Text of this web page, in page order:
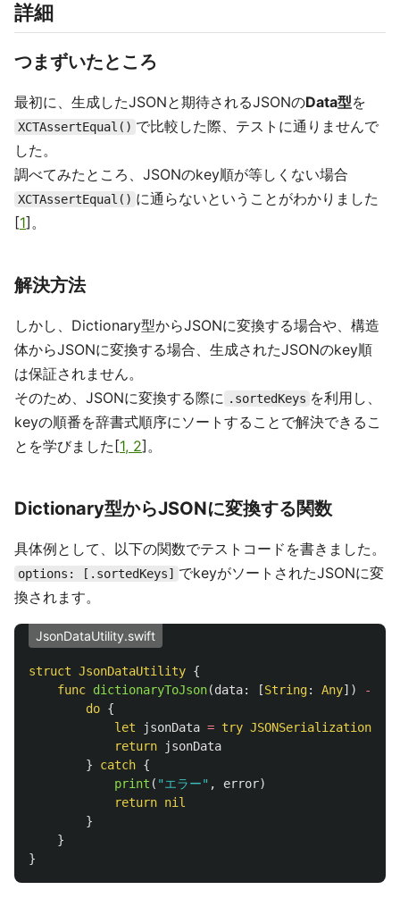
詳細
つまずいたところ
最初に、生成したJSONと期待されるJSONのData型を
XCTAssertEqual() で比較した際、テストに通りませんで
した。
調べてみたところ、JSONのkey順が等しくない場合
XCTAssertEqual() に通らないということがわかりました
[1]。
解決方法
しかし、Dictionary型からJSONに変換する場合や、構造
体からJSONに変換する場合、生成されたJSONのkey順
は保証されません。
そのため、JSONに変換する際に .sortedKeys を利用し、
keyの順番を辞書式順序にソートすることで解決できるこ
とを学びました[1, 2]。
Dictionary型からJSONに変換する関数
具体例として、以下の関数でテストコードを書きました。
options: [.sortedKeys] でkeyがソートされたJSONに変
換されます。
JsonDataUtility.swift
struct JsonDataUtility {
func dictionaryToJson(data: [String: Any]) ->
do {
let
jsonData = try JSONSerialization
return
jsonData
}
catch {
print ( "エラー" , error)
return nil
}
}
}